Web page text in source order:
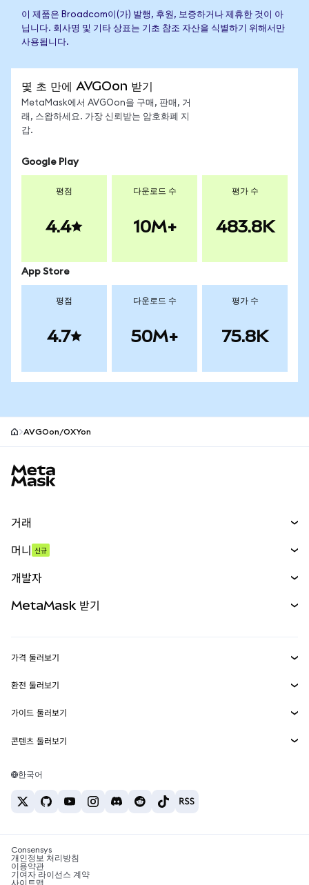
이 제품은 Broadcom이(가) 발행, 후원, 보증하거나 제휴한 것이 아
닙니다. 회사명 및 기타 상표는 기초 참조 자산을 식별하기 위해서만
사용됩니다.
몇 초 만에 AVGOon 받기
MetaMask에서 AVGOon을 구매, 판매, 거
래, 스왑하세요. 가장 신뢰받는 암호화폐 지
갑.
Google Play
평점
4.4
다운로드 수
10M+
평가 수
483.8K
App Store
평점
4.7
다운로드 수
50M+
평가 수
75.8K
AVGOon/OXYon
거래
무기한 선물
실물자산
머니 신규
개발자
MetaMask Connect
Snaps
웹3 서비스
MetaMask 받기
보안
고객 지원
채용
가격 둘러보기
이더리움 가격
솔라나 가격
테더 가격
환전 둘러보기
ETH를 USD로 환전
USDT를 INR로 환전
BTC를 INR로 환전
ETH를 USDT로 환전
가이드 둘러보기
ETH 매수
USDT 매수
SHIB 매수
BNB 매수
콘텐츠 둘러보기
솔라나 지갑
암호화폐 세금 뉴스
암호화폐 매수 방법
한국어
Consensys
개인정보 처리방침
이용약관
기여자 라이선스 계약
사이트맵